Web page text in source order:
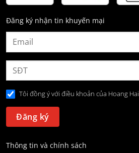
Đăng ký nhận tin khuyến mại
Tôi đồng ý với điều khoản của Hoang Hai
Thông tin và chính sách